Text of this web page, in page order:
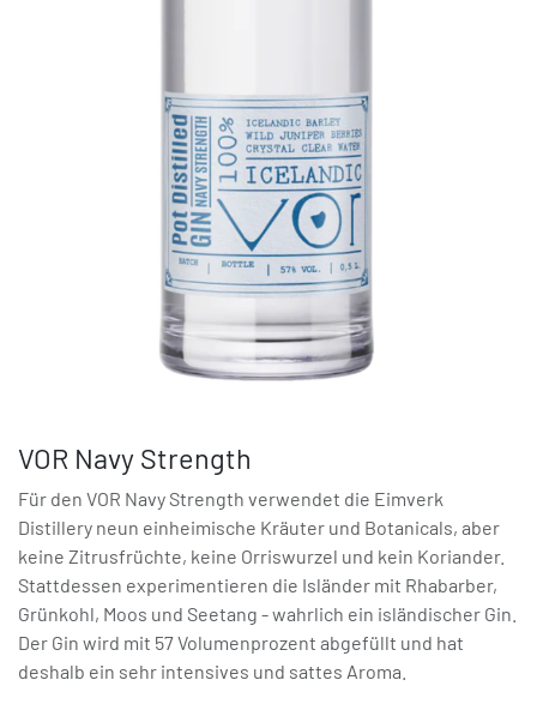
VOR Navy Strength
Für den VOR Navy Strength verwendet die Eimverk
Distillery neun einheimische Kräuter und Botanicals, aber
keine Zitrusfrüchte, keine Orriswurzel und kein Koriander.
Stattdessen experimentieren die Isländer mit Rhabarber,
Grünkohl, Moos und Seetang - wahrlich ein isländischer Gin.
Der Gin wird mit 57 Volumenprozent abgefüllt und hat
deshalb ein sehr intensives und sattes Aroma.